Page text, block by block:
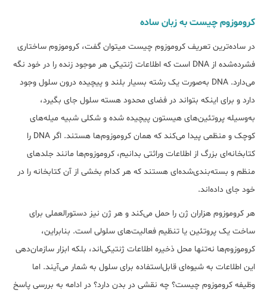
کروموزوم چیست به زبان ساده
در ساده‌ترین تعریف کروموزوم چیست می‎توان گفت، کروموزوم ساختاری
فشرده‌شده از DNA است که اطلاعات ژنتیکی هر موجود زنده را در خود نگه
می‌دارد. DNA به‌صورت یک رشته بسیار بلند و پیچیده درون سلول وجود
دارد و برای اینکه بتواند در فضای محدود هسته سلول جای بگیرد،
به‌وسیله پروتئین‌های هیستون پیچیده شده و شکلی شبیه میله‌های
کوچک و منظمی پیدا می‌کند که همان کروموزوم‌ها هستند. اگر DNA را
کتابخانه‌ای بزرگ از اطلاعات وراثتی بدانیم، کروموزوم‌ها مانند جلدهای
منظم و بسته‌بندی‌شده‌ای هستند که هر کدام بخشی از آن کتابخانه را در
خود جای داده‌اند.
هر کروموزوم هزاران ژن را حمل می‌کند و هر ژن نیز دستورالعملی برای
ساخت یک پروتئین یا تنظیم فعالیت‌های سلولی است. بنابراین،
کروموزوم‌ها نه‌تنها محل ذخیره اطلاعات ژنتیکی‌اند، بلکه ابزار سازمان‌دهی
این اطلاعات به شیوه‌ای قابل‌استفاده برای سلول به شمار می‌آیند. اما
وظیفه کروموزوم چیست؟ چه نقشی در بدن دارد؟ در ادامه به بررسی پاسخ